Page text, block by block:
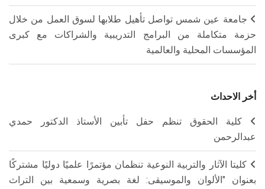
جامعة عين شمس تواصل تأهيل طلابها لسوق العمل من خلال
حزمة متكاملة من البرامج التدريبية والشراكات مع كبرى
المؤسسات المحلية والعالمية
أخر الاحداث
كلية الحقوق تنظم حفل تأبين الأستاذ الدكتور حمدي
عبدالرحمن
كليتا الآثار والتربية النوعية تنظمان مؤتمرًا علميًا دوليًا مشتركًا
بعنوان "الألوان والموسيقى: لغة بصرية وسمعية بين التراث